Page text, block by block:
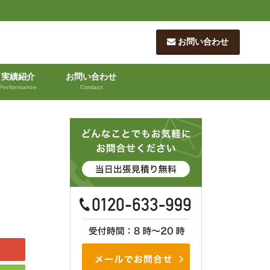
お問い合わせ
実績紹介 お問い合わせ
Contact